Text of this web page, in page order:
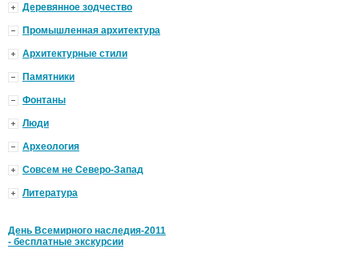
Деревянное зодчество
Промышленная архитектура
Архитектурные стили
Памятники
Фонтаны
Люди
Археология
Совсем не Северо-Запад
Литература
День Всемирного наследия-2011
- бесплатные экскурсии